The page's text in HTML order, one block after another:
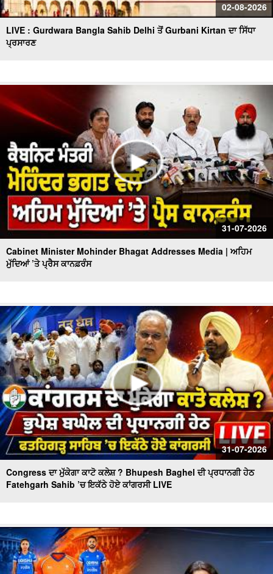
02-08-2026
LIVE : Gurdwara Bangla Sahib Delhi ਤੋਂ Gurbani Kirtan ਦਾ ਸਿੱਧਾ
ਪ੍ਰਸਾਰਣ
31-07-2026
Cabinet Minister Mohinder Bhagat Addresses Media | ਅਹਿਮ
ਮੁੱਦਿਆਂ ’ਤੇ ਪ੍ਰੈਸ ਕਾਨਫ਼ਰੰਸ
31-07-2026
Congress ਦਾ ਮੁੱਕੇਗਾ ਕਾਟੋ ਕਲੇਸ਼ ? Bhupesh Baghel ਦੀ ਪ੍ਰਧਾਨਗੀ ਹੇਠ
Fatehgarh Sahib ’ਚ ਇਕੱਠੇ ਹੋਏ ਕਾਂਗਰਸੀ LIVE